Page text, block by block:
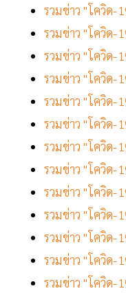
รวมข่าว "โควิด
รวมข่าว "โควิด
รวมข่าว "โควิด
รวมข่าว "โควิด
รวมข่าว "โควิด
รวมข่าว "โควิด
รวมข่าว "โควิด
รวมข่าว "โควิด
รวมข่าว "โควิด
รวมข่าว "โควิด
รวมข่าว "โควิด
รวมข่าว "โควิด
รวมข่าว "โควิด